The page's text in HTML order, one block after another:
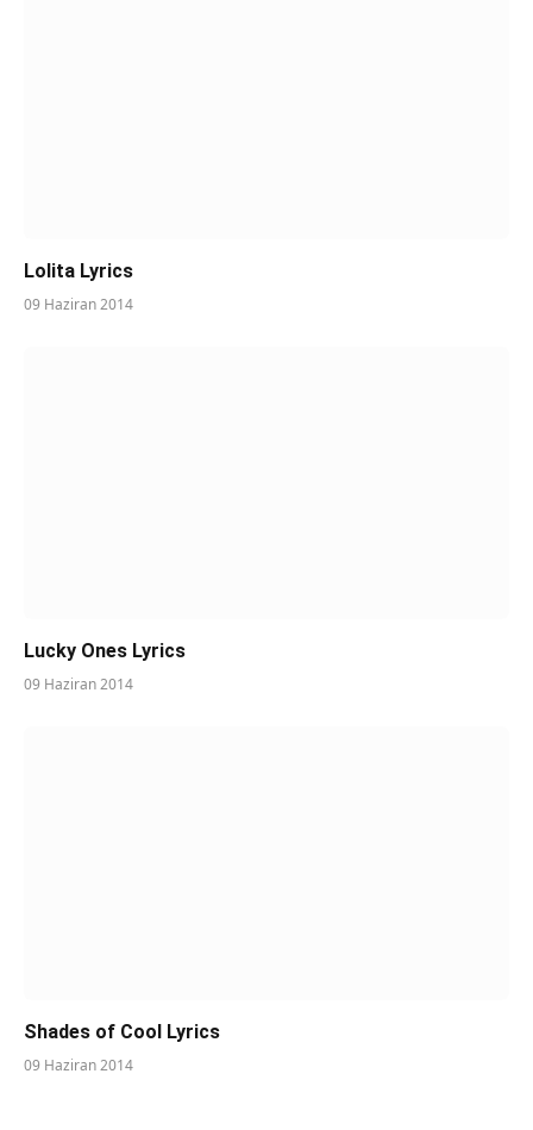
Lolita Lyrics
09 Haziran 2014
Lucky Ones Lyrics
09 Haziran 2014
Shades of Cool Lyrics
09 Haziran 2014